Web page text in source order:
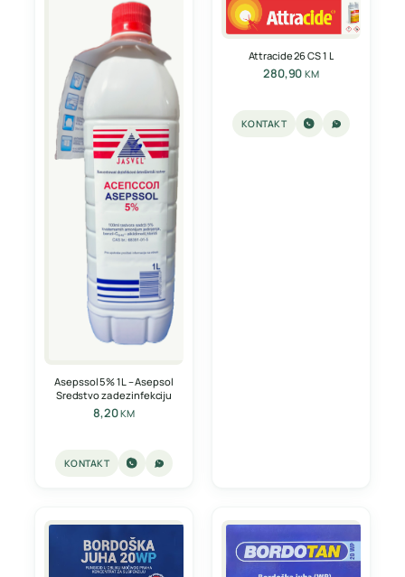
Asepssol 5% 1L – Asepsol
Sredstvo za dezinfekciju
8,20KM
KONTAKT
Attracide 26 CS 1 L
280,90KM
KONTAKT